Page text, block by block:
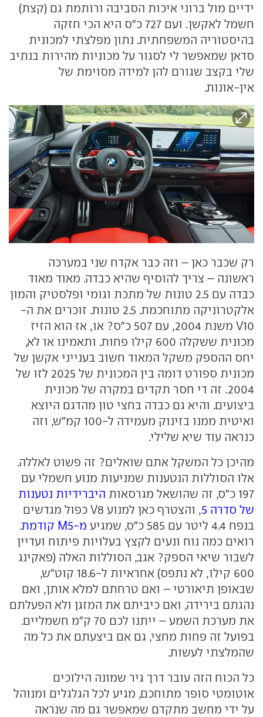
ידיים מול ברוני איכות הסביבה ורותמת גם (קצת)
חשמל לאקשן. ועם 727 כ"ס היא הכי חזקה
בהיסטוריה המשפחתית. נתון מפלצתי למכונית
סדאן שמאפשר לי לסגור על מכוניות מהירות בנתיב
שלי בקצב שגורם להן למידה מסוימת של
אין-אונות.
רק שכבר כאן – וזה כבר אקדח שני במערכה
ראשונה – צריך להוסיף שהיא כבדה. מאוד מאוד
כבדה עם 2.5 טונות של מתכת וגומי ופלסטיק והמון
אלקטרוניקה מתוחכמת. 2.5 טונות. זוכרים את ה-
V10 משנת 2004, עם 507 כ"ס? או, אז הוא הזיז
מכונית ששקלה 600 קילו פחות. ותאמינו או לא,
יחס ההספק משקל המאוד חשוב בענייני אקשן של
מכונית ספורט דומה בין המכונית של 2025 לזו של
2004. זה די חסר תקדים במקרה של מכונית
ביצועים. והיא גם כבדה בחצי טון מהדגם היוצא
ואיטית ממנו בזינוק מעמידה ל-100 קמ"ש, וזה
כנראה עוד שיא שלילי.
מהיכן כל המשקל אתם שואלים? זה פשוט לאללה.
אלו הסוללות הנטענות שמניעות מנוע חשמלי עם
197 כ"ס, זה שהושאל מגרסאות
היברידיות נטענות
של סדרה 5
, והצטרף כאן למנוע V8 כפול מגדשים
בנפח 4.4 ליטר עם 585 כ"ס, שמגיע
מ-M5 קודמת
.
רואים כמה נוח ונעים לקצץ בעלויות פיתוח ועדיין
לשבור שיאי הספק? אגב, הסוללות האלה (פאקינג
600 קילו, לא נתפס) אחראיות ל-18.6 קוט"ש,
שבאופן תיאורטי – ואם טרחתם למלא אותן, ואם
נהגתם בירידה, ואם כיביתם את המזגן ולא הפעלתם
את מערכת השמע – ייתנו לכם 70 ק"מ חשמליים.
בפועל זה פחות מחצי, גם אם ביצעתם את כל מה
שהמלצתי לעשות.
כל הכוח הזה עובר דרך גיר שמונה הילוכים
אוטומטי סופר מתוחכם, מגיע לכל הגלגלים ומנוהל
על ידי מחשב מתקדם שמאפשר גם מה שנראה